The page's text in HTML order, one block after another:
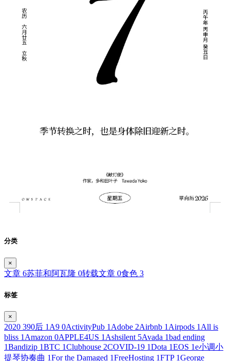
分类
×
文章 6苏菲和阿瓦隆 0转载文章 0食色 3
标签
×
2020 390后 1 A9 0ActivityPub 1 Adobe 2Airbnb 1 Airpods 1 All is
bliss 1 Amazon 0APPLE4US 1 Ashsilent 5Avada 1bad ending
1Bandizip 1BTC 1Clubhouse 2COVID-19 1Dota 1EOS 1e小调小
提琴协奏曲 1For the Damaged 1FreeHosting 1FTP 1George